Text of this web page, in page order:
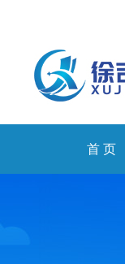
首 页